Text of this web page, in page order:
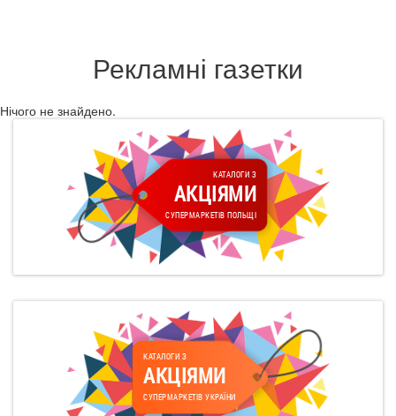
Рекламні газетки
Нічого не знайдено.
КАТАЛОГИ З
АКЦІЯМИ
СУПЕРМАРКЕТІВ ПОЛЬЩІ
КАТАЛОГИ З
АКЦІЯМИ
СУПЕРМАРКЕТІВ УКРАЇНИ